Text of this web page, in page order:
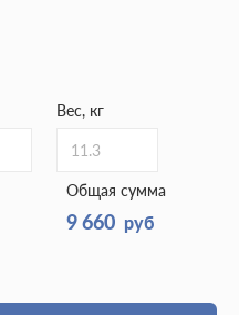
Вес, кг
11.3
Общая сумма
9 660 руб